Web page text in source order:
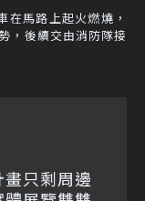
在馬路上起火燃燒，
，後續交由消防隊接
畫只剩周邊